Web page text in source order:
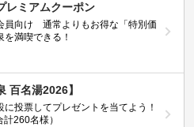
レミアムクーポン
員向け 通常よりもお得な「特別価
満喫できる！
百名湯2026】
に投票してプレゼントを当てよう！
計260名様）